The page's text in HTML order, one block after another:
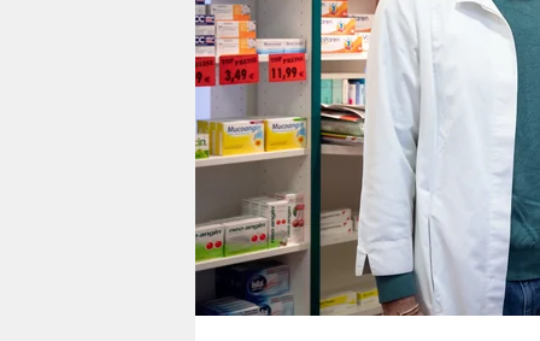
verlag
verlag
veranstaltungen
shop
fragen & hilfe
unterstützen
abo